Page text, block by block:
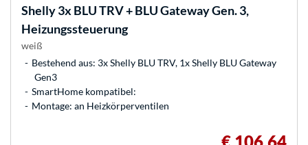
Shelly3x BLU TRV + BLU Gateway Gen. 3,
Heizungssteuerung
weiß
Bestehend aus: 3x Shelly BLU TRV, 1x Shelly BLU Gateway
Gen3
SmartHome kompatibel:
Montage: an Heizkörperventilen